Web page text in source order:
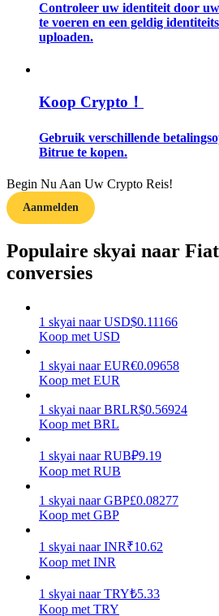
Leer hoe u winstgevend kunt
Verdienen
Macht varkentje
Verdien dagelijks competitieve
Controleer uw identiteit door
te voeren en een geldig
uploaden.
Koop Crypto！
Gebruik verschillende
Bitrue te kopen.
Begin Nu Aan Uw Crypto Reis!
Aanmelden
Populaire skyai naar
conversies
1 skyai naar USD$0.11166
Koop met USD
1 skyai naar EUR€0.09658
Koop met EUR
1 skyai naar BRLR$0.56924
Koop met BRL
1 skyai naar RUB₽9.19
Koop met RUB
1 skyai naar GBP£0.08277
Koop met GBP
1 skyai naar INR₹10.62
Koop met INR
1 skyai naar TRY₺5.33
Koop met TRY